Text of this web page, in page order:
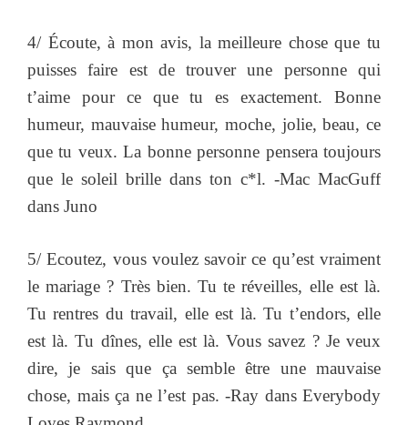
4/ Écoute, à mon avis, la meilleure chose que tu
puisses faire est de trouver une personne qui
t’aime pour ce que tu es exactement. Bonne
humeur, mauvaise humeur, moche, jolie, beau, ce
que tu veux. La bonne personne pensera toujours
que le soleil brille dans ton c*l. -Mac MacGuff
dans Juno
5/ Ecoutez, vous voulez savoir ce qu’est vraiment
le mariage ? Très bien. Tu te réveilles, elle est là.
Tu rentres du travail, elle est là. Tu t’endors, elle
est là. Tu dînes, elle est là. Vous savez ? Je veux
dire, je sais que ça semble être une mauvaise
chose, mais ça ne l’est pas. -Ray dans Everybody